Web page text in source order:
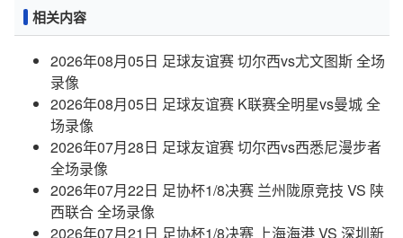
相关内容
2026年08月05日 足球友谊赛 切尔西vs尤文图斯 全场
录像
2026年08月05日 足球友谊赛 K联赛全明星vs曼城 全
场录像
2026年07月28日 足球友谊赛 切尔西vs西悉尼漫步者
全场录像
2026年07月22日 足协杯1/8决赛 兰州陇原竞技 VS 陕
西联合 全场录像
2026年07月21日 足协杯1/8决赛 上海海港 VS 深圳新